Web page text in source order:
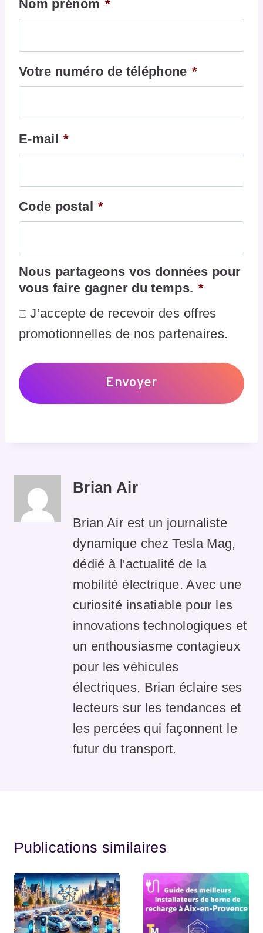
Nom prénom *
Votre numéro de téléphone *
E-mail *
Code postal *
Nous partageons vos données pour
vous faire gagner du temps. *
J’accepte de recevoir des offres
promotionnelles de nos partenaires.
Brian Air
Brian Air est un journaliste
dynamique chez Tesla Mag,
dédié à l'actualité de la
mobilité électrique. Avec une
curiosité insatiable pour les
innovations technologiques et
un enthousiasme contagieux
pour les véhicules
électriques, Brian éclaire ses
lecteurs sur les tendances et
les percées qui façonnent le
futur du transport.
Publications similaires